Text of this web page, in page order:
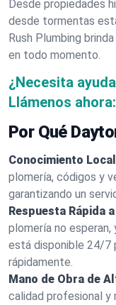
Desde propiedades
desde tormentas
Rush Plumbing
en todo momento.
¿Necesita
Llámenos ahora:
Por Qué
Conocimiento
plomería, códigos y
garantizando un
Respuesta Rápida
plomería no
está disponible 24/7
rápidamente.
Mano de Obra de
calidad profesional